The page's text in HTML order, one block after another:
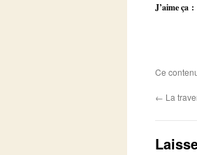
J’aime ça :
Ce
← La